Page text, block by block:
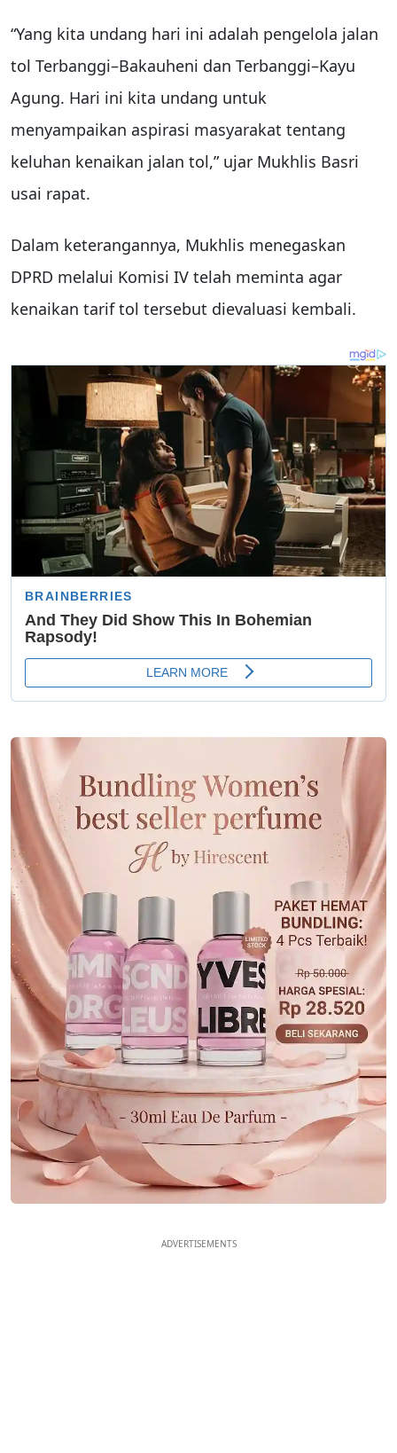
“Yang kita undang hari ini adalah pengelola jalan
tol Terbanggi–Bakauheni dan Terbanggi–Kayu
Agung. Hari ini kita undang untuk
menyampaikan aspirasi masyarakat tentang
keluhan kenaikan jalan tol,” ujar Mukhlis Basri
usai rapat.
Dalam keterangannya, Mukhlis menegaskan
DPRD melalui Komisi IV telah meminta agar
kenaikan tarif tol tersebut dievaluasi kembali.
ADVERTISEMENTS